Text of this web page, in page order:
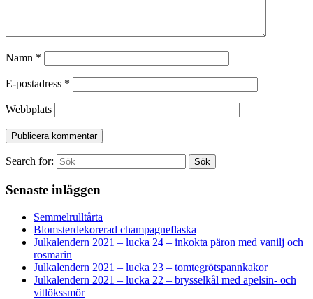
Namn *
E-postadress *
Webbplats
Search for: Sök
Senaste inläggen
Semmelrulltårta
Blomsterdekorerad champagneflaska
Julkalendern 2021 – lucka 24 – inkokta päron med vanilj och
rosmarin
Julkalendern 2021 – lucka 23 – tomtegrötspannkakor
Julkalendern 2021 – lucka 22 – brysselkål med apelsin- och
vitlökssmör